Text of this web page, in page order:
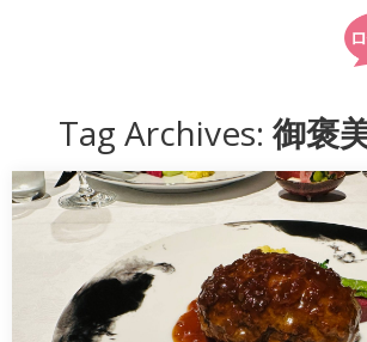
Tag Archives: 御褒